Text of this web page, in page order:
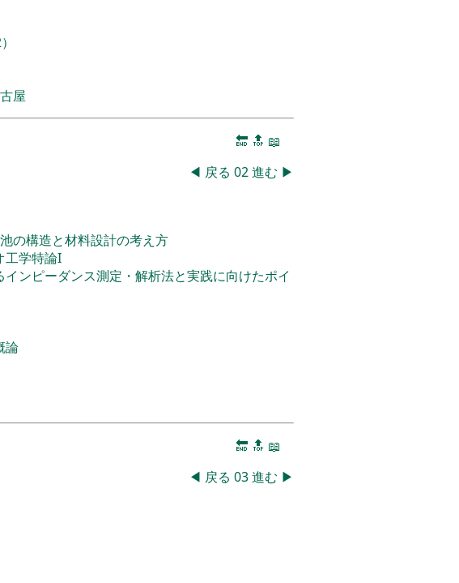
屋
🔚 🔝 📖
◀ 戻る 02進む ▶
の構造と材料設計の考え方
工学特論I
インピーダンス測定・解析法と実践に向けたポイ
論
🔚 🔝 📖
◀ 戻る 03進む ▶